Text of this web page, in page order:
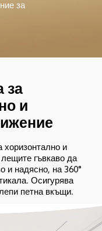
за
за
и
хоризонтално и
гъвкаво да
и надясно, на 360°
Осигурява
петна вкъщи.